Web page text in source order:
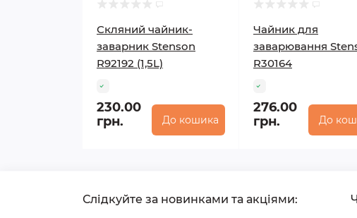
Скляний чайник-
заварник Stenson
R92192 (1,5L)
230.00
грн.
До кошика
Чайник для
заварювання
R30164
276.00
грн.
До
Слідкуйте за новинками та акціями: